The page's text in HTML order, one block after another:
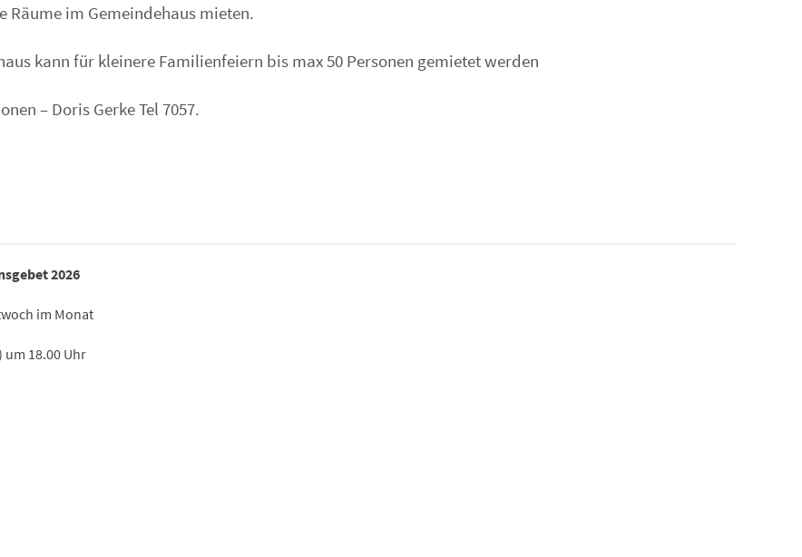
Räume im Gemeindehaus mieten.
kann für kleinere Familienfeiern bis max 50 Personen gemietet werden
– Doris Gerke Tel 7057.
2026
im Monat
um 18.00 Uhr